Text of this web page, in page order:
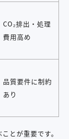
CO₂排出・処理
費用高め
品質要件に制約
あり
とが重要です。